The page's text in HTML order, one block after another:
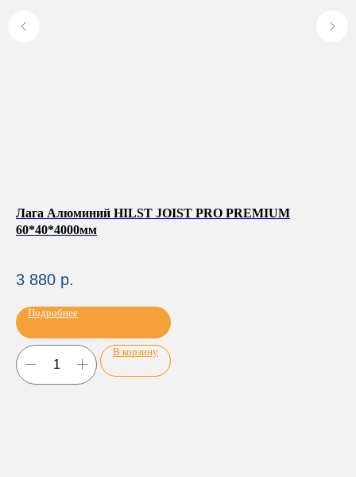
Лага Алюминий HILST JOIST PRO PREMIUM
60*40*4000мм
3 880 р.
Подробнее
В корзину